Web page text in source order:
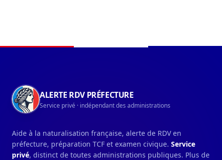
Navigation du pied de page
ALERTE RDV PRÉFECTURE
Service privé · indépendant des administrations
Aide à la naturalisation française, alerte de RDV en
préfecture, préparation TCF et examen civique. Service
privé, distinct de toutes administrations publiques. Plus de